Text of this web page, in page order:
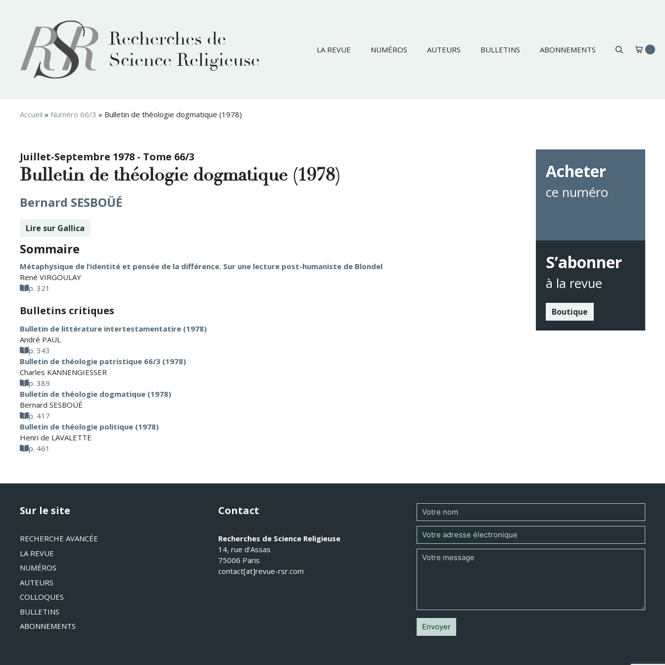
Recherches de
Science Religieuse
LA REVUE NUMÉROS AUTEURS BULLETINS ABONNEMENTS
Accueil » Numéro 66/3 » Bulletin de théologie dogmatique (1978)
Juillet-Septembre 1978 - Tome 66/3
Bulletin de théologie dogmatique (1978)
Bernard SESBOÜÉ
Lire sur Gallica
Sommaire
Métaphysique de l’identité et pensée de la différence. Sur une lecture post-humaniste de Blondel
René VIRGOULAY
p. 321
Bulletins critiques
Bulletin de littérature intertestamentatire (1978)
André PAUL
p. 343
Bulletin de théologie patristique 66/3 (1978)
Charles KANNENGIESSER
p. 389
Bulletin de théologie dogmatique (1978)
Bernard SESBOÜÉ
p. 417
Bulletin de théologie politique (1978)
Henri de LAVALETTE
p. 461
Acheter
ce numéro
S’abonner
à la revue
Boutique
Sur le site
RECHERCHE AVANCÉE
LA REVUE
NUMÉROS
AUTEURS
COLLOQUES
BULLETINS
ABONNEMENTS
Contact
Recherches de Science Religieuse
14, rue d’Assas
75006 Paris
contact[at]revue-rsr.com